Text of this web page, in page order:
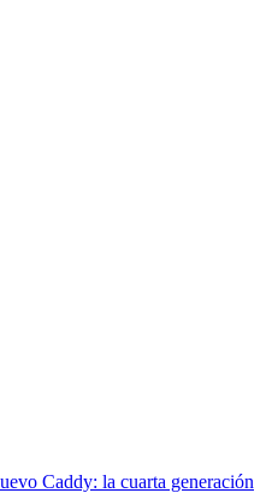
Caddy: la cuarta generación